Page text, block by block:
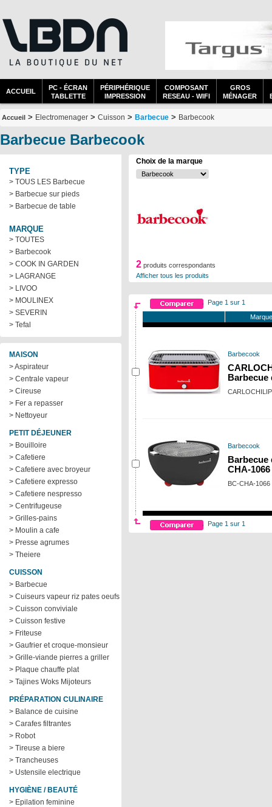
ACCUEIL
PC - ÉCRAN
TABLETTE
PÉRIPHÉRIQUE
IMPRESSION
COMPOSANT
RESEAU - WIFI
GROS
MÉNAGER
Accueil > Electromenager > Cuisson > Barbecue > Barbecook
Barbecue Barbecook
TYPE
> TOUS LES Barbecue
> Barbecue sur pieds
> Barbecue de table
MARQUE
> TOUTES
> Barbecook
> COOK IN GARDEN
> LAGRANGE
> LIVOO
> MOULINEX
> SEVERIN
> Tefal
MAISON
> Aspirateur
> Centrale vapeur
> Cireuse
> Fer a repasser
> Nettoyeur
PETIT DÉJEUNER
> Bouilloire
> Cafetiere
> Cafetiere avec broyeur
> Cafetiere expresso
> Cafetiere nespresso
> Centrifugeuse
> Grilles-pains
> Moulin a cafe
> Presse agrumes
> Theiere
CUISSON
> Barbecue
> Cuiseurs vapeur riz pates oeufs
> Cuisson conviviale
> Cuisson festive
> Friteuse
> Gaufrier et croque-monsieur
> Grille-viande pierres a griller
> Plaque chauffe plat
> Tajines Woks Mijoteurs
PRÉPARATION CULINAIRE
> Balance de cuisine
> Carafes filtrantes
> Robot
> Tireuse a biere
> Trancheuses
> Ustensile electrique
HYGIÈNE / BEAUTÉ
> Epilation feminine
Choix de la marque
2 produits correspondants
Afficher tous les produits
Page 1 sur 1
Barbecook
Barbecue
Barbecook
Barbecue
CHA-1066
BC-CHA-1066
Page 1 sur 1